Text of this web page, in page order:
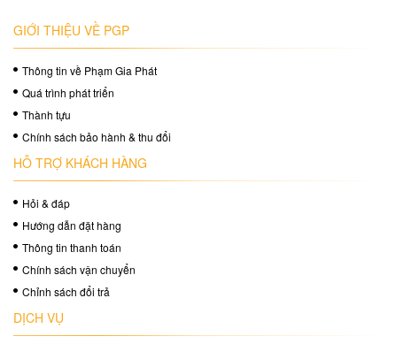
GIỚI THIỆU VỀ PGP
Thông tin về Phạm Gia Phát
Quá trình phát triển
Thành tựu
Chính sách bảo hành & thu đổi
HỖ TRỢ KHÁCH HÀNG
Hỏi & đáp
Hướng dẫn đặt hàng
Thông tin thanh toán
Chính sách vận chuyển
Chỉnh sách đổi trả
DỊCH VỤ